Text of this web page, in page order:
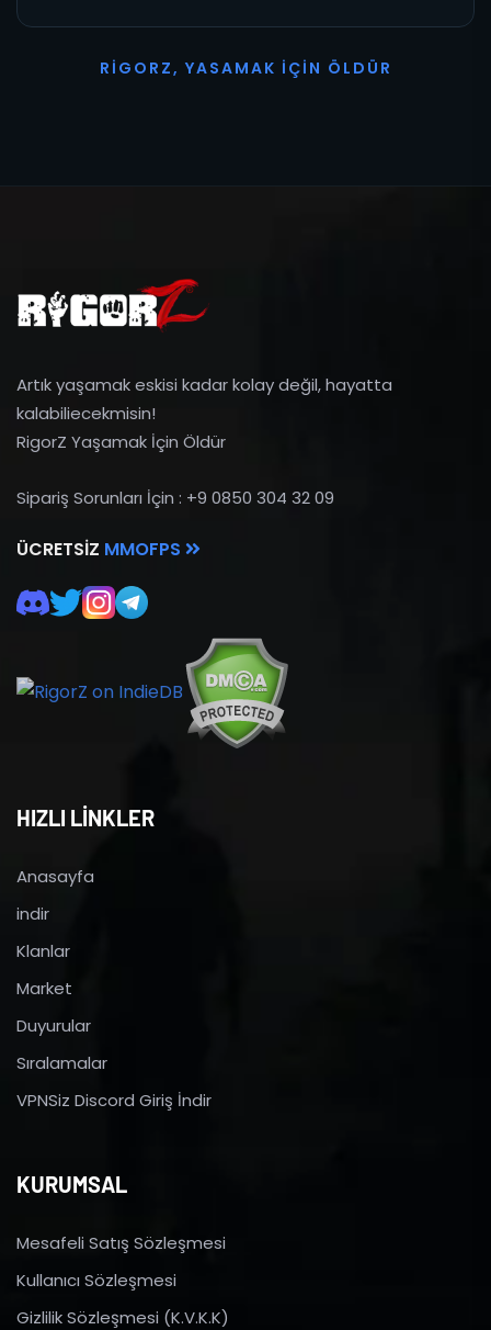
R I G O R Z, YASAMAK İ ÇI N Ö L D Ü R
Artık yaşamak eskisi kadar kolay değil, hayatta
kalabiliecekmisin!
RigorZ Yaşamak İçin Öldür
Sipariş Sorunları İçin : +9 0850 304 32 09
ÜCRETSIZ MMOFPS
HIZLI LİNKLER
Anasayfa
indir
Klanlar
Market
Duyurular
Sıralamalar
VPNSiz Discord Giriş İndir
KURUMSAL
Mesafeli Satış Sözleşmesi
Kullanıcı Sözleşmesi
Gizlilik Sözleşmesi (K.V.K.K)